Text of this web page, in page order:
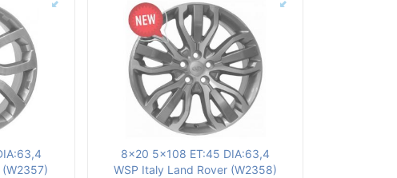
8x20 5x108 ET:45 DIA:63,4
WSP Italy Land Rover (W2358)